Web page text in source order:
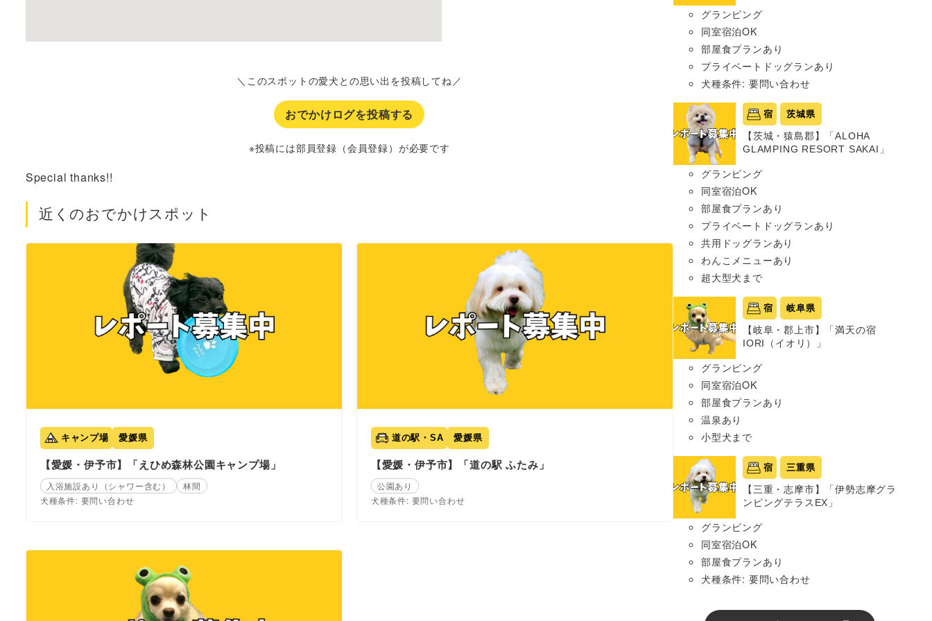
＼このスポットの愛犬との思い出を投稿してね／
おでかけログを投稿する
※投稿には部員登録（会員登録）が必要です
Special thanks!!
近くのおでかけスポット
キャンプ場 愛媛県
【愛媛・伊予市】「えひめ森林公園キャンプ場」
入浴施設あり（シャワー含む）
林間
犬種条件: 要問い合わせ
道の駅・SA 愛媛県
【愛媛・伊予市】「道の駅 ふたみ」
公園あり
犬種条件: 要問い合わせ
グランピング
同室宿泊OK
部屋食プランあり
プライベートドッグランあり
犬種条件: 要問い合わせ
宿 茨城県
【茨城・猿島郡】「ALOHA
GLAMPING RESORT SAKAI」
グランピング
同室宿泊OK
部屋食プランあり
プライベートドッグランあり
共用ドッグランあり
わんこメニューあり
超大型犬まで
宿 岐阜県
【岐阜・郡上市】「満天の宿
IORI（イオリ）」
グランピング
同室宿泊OK
部屋食プランあり
温泉あり
小型犬まで
宿 三重県
【三重・志摩市】「伊勢志摩グラ
ンピングテラスEX」
グランピング
同室宿泊OK
部屋食プランあり
犬種条件: 要問い合わせ